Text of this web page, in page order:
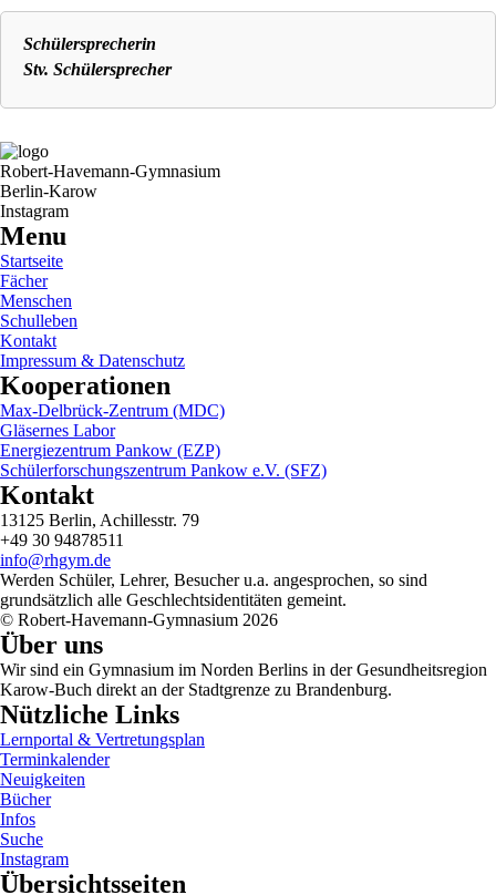
Schülersprecherin
Stv. Schülersprecher
Robert-Havemann-Gymnasium
Berlin-Karow
Instagram
Menu
Startseite
Fächer
Menschen
Schulleben
Kontakt
Impressum & Datenschutz
Kooperationen
Max-Delbrück-Zentrum (MDC)
Gläsernes Labor
Energiezentrum Pankow (EZP)
Schülerforschungszentrum Pankow e.V. (SFZ)
Kontakt
13125 Berlin, Achillesstr. 79
+49 30 94878511
info@rhgym.de
Werden Schüler, Lehrer, Besucher u.a. angesprochen, so sind
grundsätzlich alle Geschlechtsidentitäten gemeint.
© Robert-Havemann-Gymnasium 2026
Über uns
Wir sind ein Gymnasium im Norden Berlins in der Gesundheitsregion
Karow-Buch direkt an der Stadtgrenze zu Brandenburg.
Nützliche Links
Lernportal & Vertretungsplan
Terminkalender
Neuigkeiten
Bücher
Infos
Suche
Instagram
Übersichtsseiten